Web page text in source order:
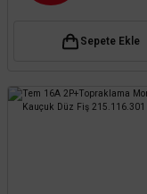
Sepete Ekle